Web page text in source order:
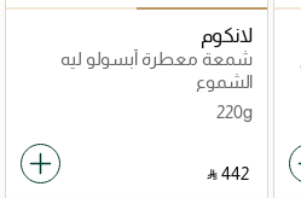
لانكوم
شمعة معطرة أبسولو ليه
بارفان
الشموع
220g
‎ ⃁ ⁦442⁩ ‎